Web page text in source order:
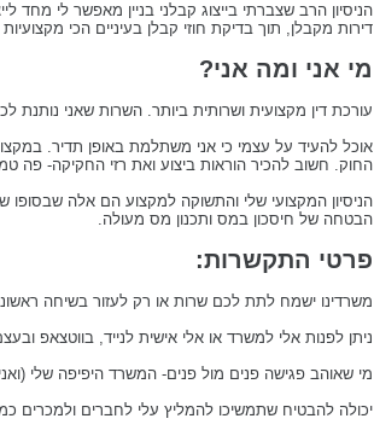
הניסיון הרב שצברתי בייצוג קבלני בניין מאפשר לי מחד
דירות מקבלן, תוך בדיקת חוזי קבלן בעיניים הכי
מי אני ומה אני?
עורכת דין מקצועית ושרותית ביותר. השרות שאני נותנת
אוכל להעיד על עצמי כי אני משתלמת באופן תדיר.
החוק. חשוב להכיר הוראות ביצוע ואת רזי החקיקה- פה
הניסיון המקצועי שלי והתשוקה למקצוע הם אלה שבסופו
הבטחה של חיסכון במס ותכנון מס מעולה.
פרטי התקשרות:
משרדינו ישמח לתת לכם שרות או רק לעזור בשיחה
ניתן לפנות אלי למשרד או אלי אישית לנייד, בווטצאפ
מי שאוהב פגישה פנים מול פנים- המשרד היפיפה שלי
יכולה להבטיח שתמשיכו להמליץ עלי לחברים ולמכרים